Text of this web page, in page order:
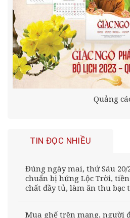
Quảng
TIN ĐỌC NHIỀU
Đúng ngày mai, thứ Sáu 20/
chuẩn bị hứng Lộc Trời,
chất đầy tủ, làm ăn thu bạc
Mua ghế trên mạng, người